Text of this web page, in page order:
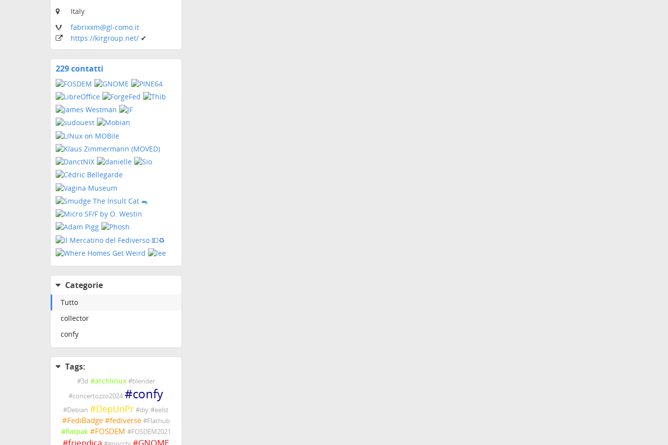
Italy
fabrixxm@gl-como.it
https://kirgroup.net/ ✔
229 contatti
contatti
Categorie
Tutto
collector
confy
Tags:
#3d #archlinux #blender
#concertozzo2024 #confy
#Debian #DepUnPr #diy #eelst
#FediBadge #fediverse #Flathub
#flatpak #FOSDEM #FOSDEM2021
#friendica #GNOME